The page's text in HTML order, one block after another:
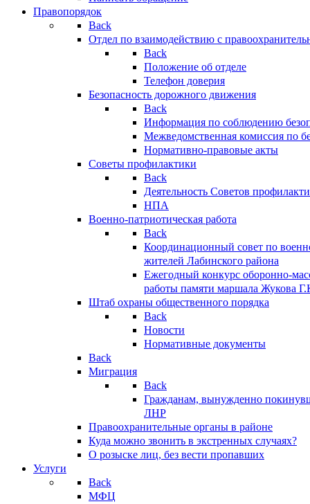
Правопорядок
Back
Отдел по взаимодействию с
Back
Положение об отделе
Телефон доверия
Безопасность дорожного движения
Back
Информация по соблюдению
Межведомственная комиссия по
Нормативно-правовые акты
Советы профилактики
Back
Деятельность Советов
НПА
Военно-патриотическая работа
Back
Координационный совет по
жителей Лабинского района
Ежегодный конкурс оборонно-
работы памяти маршала Жукова
Штаб охраны общественного порядка
Back
Новости
Нормативные документы
Back
Миграция
Back
Гражданам, вынужденно
ЛНР
Правоохранительные органы в районе
Куда можно звонить в экстренных случаях?
О розыске лиц, без вести пропавших
Услуги
Back
МФЦ